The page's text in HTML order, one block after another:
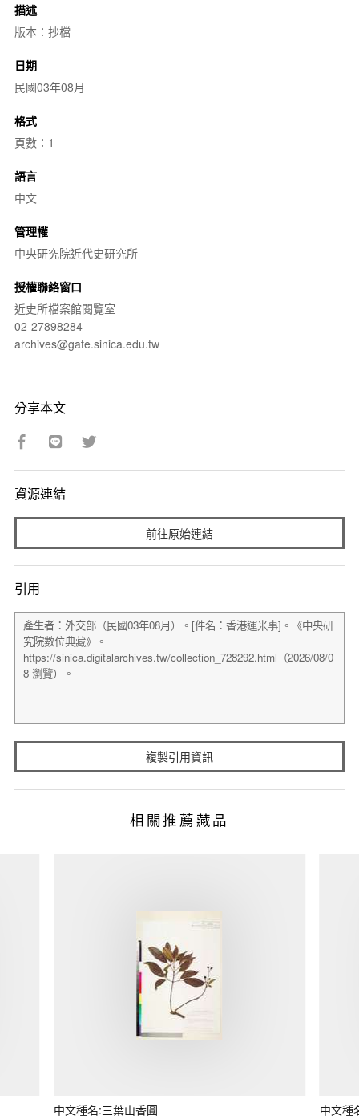
描述
版本：抄檔
日期
民國03年08月
格式
頁數：1
語言
中文
管理權
中央研究院近代史研究所
授權聯絡窗口
近史所檔案館閱覽室
02-27898284
archives@gate.sinica.edu.tw
分享本文
資源連結
前往原始連結
引用
複製引用資訊
相關推薦藏品
中文種名:三葉山香圓 中文種